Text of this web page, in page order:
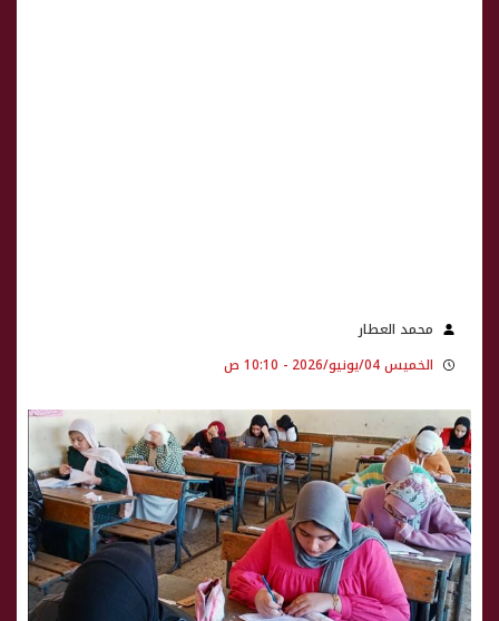
محمد العطار
الخميس 04/يونيو/2026 - 10:10 ص